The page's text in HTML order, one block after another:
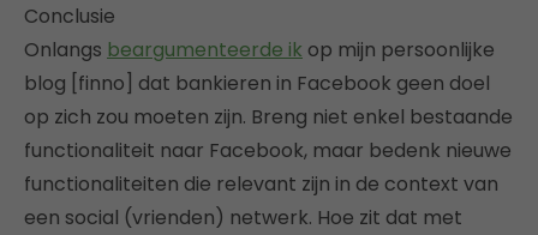
Conclusie
Onlangs beargumenteerde ik op mijn persoonlijke
blog [finno] dat bankieren in Facebook geen doel
op zich zou moeten zijn. Breng niet enkel bestaande
functionaliteit naar Facebook, maar bedenk nieuwe
functionaliteiten die relevant zijn in de context van
een social (vrienden) netwerk. Hoe zit dat met